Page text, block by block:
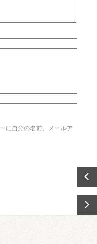
に自分の名前、メールア